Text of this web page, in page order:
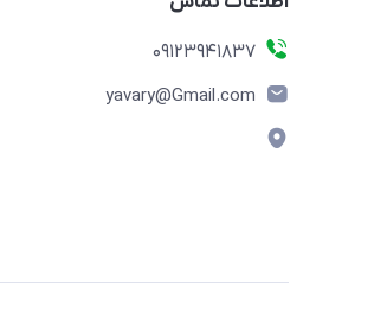
09123941837
yavary@Gmail.com